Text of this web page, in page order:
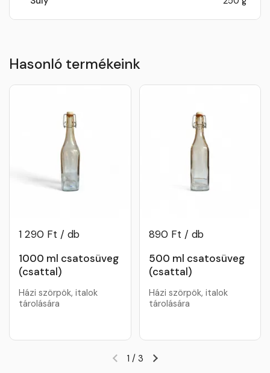
Hasonló termékeink
1 290 Ft / db
1000 ml csatosüveg
(csattal)
Házi szörpök, italok
tárolására
890 Ft / db
500 ml csatosüveg
(csattal)
Házi szörpök, italok
tárolására
1 / 3